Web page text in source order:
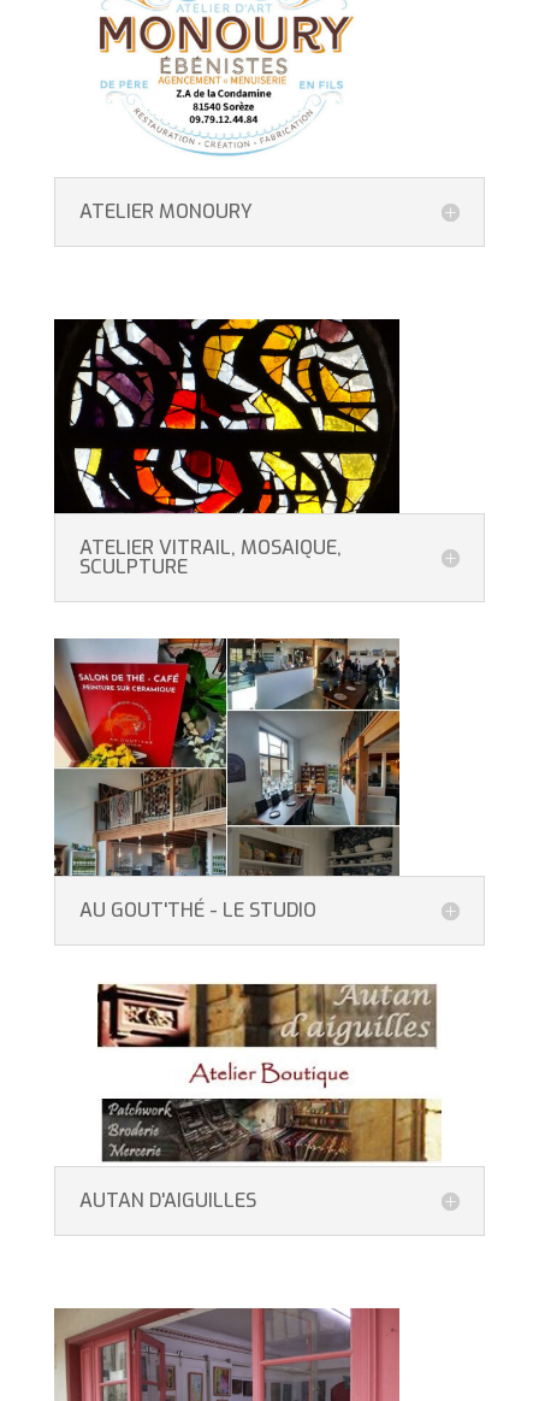
ATELIER MONOURY
ATELIER VITRAIL, MOSAIQUE,
SCULPTURE
AU GOUT'THÉ - LE STUDIO
AUTAN D'AIGUILLES